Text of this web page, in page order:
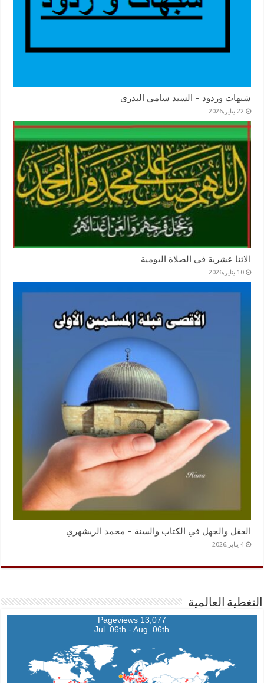
شبهات وردود – السيد سامي البدري
22 يناير,2026
الاثنا عشرية في الصلاة اليومية
10 يناير,2026
العقل والجهل في الكتاب والسنة – محمد الريشهري
4 يناير,2026
التغطية العالمية
13,077 Pageviews
Jul. 06th - Aug. 06th